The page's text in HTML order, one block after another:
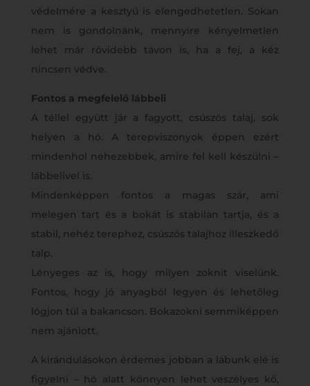
védelmére a kesztyű is elengedhetetlen. Sokan
nem is gondolnánk, mennyire kényelmetlen
lehet már rövidebb távon is, ha a fej, a kéz
nincsen védve.
Fontos a megfelelő lábbeli
A téllel együtt jár a fagyott, csúszós talaj, sok
helyen a hó. A terepviszonyok éppen ezért
mindenhol nehezebbek, amire fel kell készülni –
lábbelivel is.
Mindenképpen fontos a magas szár, ami
melegen tart és a bokát is stabilan tartja, és a
stabil, nehéz terephez, csúszós talajhoz illeszkedő
talp.
Lényeges az is, hogy milyen zoknit viselünk.
Fontos, hogy jó anyagból legyen és lehetőleg
lógjon túl a bakancson. Bokazokni semmiképpen
nem ajánlott.
A kirándulásokon érdemes jobban a lábunk elé is
figyelni – hó alatt könnyen lehet veszélyes kő,